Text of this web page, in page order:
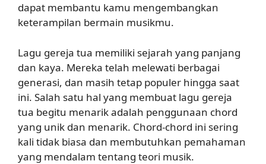
dapat membantu kamu mengembangkan
keterampilan bermain musikmu.
Lagu gereja tua memiliki sejarah yang panjang
dan kaya. Mereka telah melewati berbagai
generasi, dan masih tetap populer hingga saat
ini. Salah satu hal yang membuat lagu gereja
tua begitu menarik adalah penggunaan chord
yang unik dan menarik. Chord-chord ini sering
kali tidak biasa dan membutuhkan pemahaman
yang mendalam tentang teori musik.